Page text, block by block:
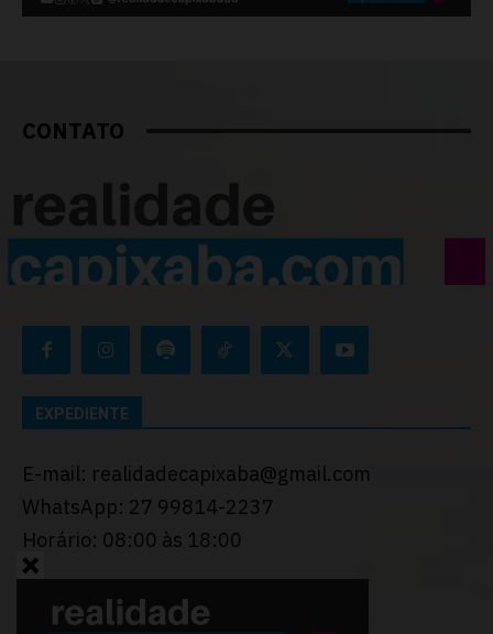
CONTATO
EXPEDIENTE
E-mail: realidadecapixaba@gmail.com
WhatsApp: 27 99814-2237
Horário: 08:00 às 18:00